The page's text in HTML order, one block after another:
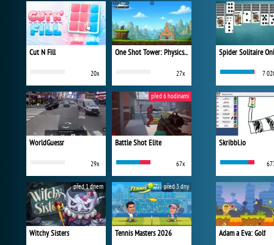
Cut N Fill
20x
One Shot Tower: Physics Destroyer
27x
WorldGuessr
29x
Battle Shot Elite
67x
před 6 hodinami
Witchy Sisters
před 1 dnem
Tennis Masters 2026
před 3 dny
Spider Solitaire
7
Skribbl.io
Adam a Eva: Golf